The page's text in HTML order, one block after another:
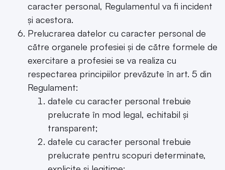
caracter personal, Regulamentul va fi incident
și acestora.
Prelucrarea datelor cu caracter personal de
către organele profesiei și de către formele de
exercitare a profesiei se va realiza cu
respectarea principiilor prevăzute în art. 5 din
Regulament:
datele cu caracter personal trebuie
prelucrate în mod legal, echitabil și
transparent;
datele cu caracter personal trebuie
prelucrate pentru scopuri determinate,